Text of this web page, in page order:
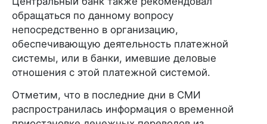
обращаться по данному вопросу
непосредственно в организацию,
обеспечивающую деятельность платежной
системы, или в банки, имевшие деловые
отношения с этой платежной системой.
Отметим, что в последние дни в СМИ
распространилась информация о временной